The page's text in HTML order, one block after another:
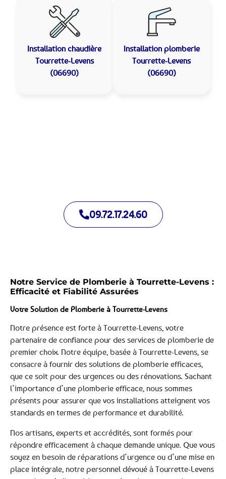
Installation chaudière
Tourrette-Levens
(06690)
Installation plomberie
Tourrette-Levens
(06690)
09.72.17.24.60
Notre Service de Plomberie à Tourrette-Levens :
Efficacité et Fiabilité Assurées
Votre Solution de Plomberie à Tourrette-Levens
Notre présence est forte à Tourrette-Levens, votre
partenaire de confiance pour des services de plomberie de
premier choix. Notre équipe, basée à Tourrette-Levens, se
consacre à fournir des solutions de plomberie efficaces,
que ce soit pour des urgences ou des rénovations. Sachant
l’importance d’une plomberie efficace, nous sommes
présents pour assurer que vos installations atteignent vos
standards en termes de performance et durabilité.
Nos artisans, experts et accrédités, sont formés pour
répondre efficacement à chaque demande unique. Que vous
soyez en besoin de réparations d’urgence ou d’une mise en
place intégrale, notre personnel dévoué à Tourrette-Levens